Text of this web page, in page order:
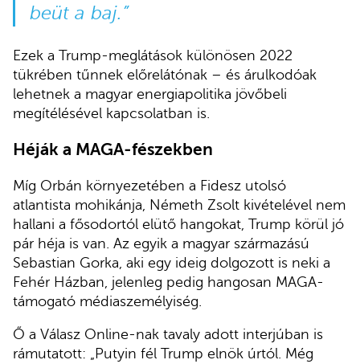
beüt a baj.”
Ezek a Trump-meglátások különösen 2022
tükrében tűnnek előrelátónak – és árulkodóak
lehetnek a magyar energiapolitika jövőbeli
megítélésével kapcsolatban is.
Héják a MAGA-fészekben
Míg Orbán környezetében a Fidesz utolsó
atlantista mohikánja, Németh Zsolt kivételével nem
hallani a fősodortól elütő hangokat, Trump körül jó
pár héja is van. Az egyik a magyar származású
Sebastian Gorka, aki egy ideig dolgozott is neki a
Fehér Házban, jelenleg pedig hangosan MAGA-
támogató médiaszemélyiség.
Ő a Válasz Online-nak tavaly adott interjúban is
rámutatott: „Putyin fél Trump elnök úrtól. Még